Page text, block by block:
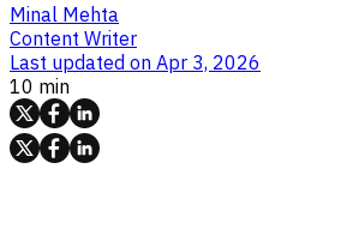
Minal Mehta
Content Writer
Last updated on Apr 3, 2026
10 min